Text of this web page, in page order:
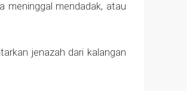
meninggal mendadak, atau
jenazah dari kalangan